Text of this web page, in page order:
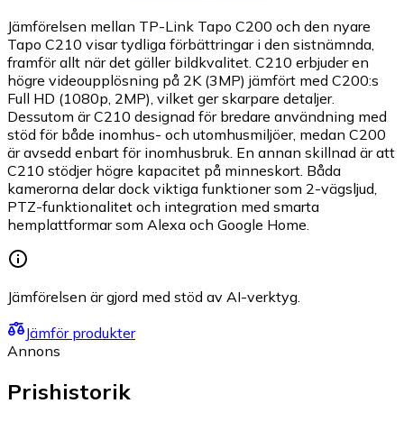
Jämförelsen mellan TP-Link Tapo C200 och den nyare
Tapo C210 visar tydliga förbättringar i den sistnämnda,
framför allt när det gäller bildkvalitet. C210 erbjuder en
högre videoupplösning på 2K (3MP) jämfört med C200:s
Full HD (1080p, 2MP), vilket ger skarpare detaljer.
Dessutom är C210 designad för bredare användning med
stöd för både inomhus- och utomhusmiljöer, medan C200
är avsedd enbart för inomhusbruk. En annan skillnad är att
C210 stödjer högre kapacitet på minneskort. Båda
kamerorna delar dock viktiga funktioner som 2-vägsljud,
PTZ-funktionalitet och integration med smarta
hemplattformar som Alexa och Google Home.
Jämförelsen är gjord med stöd av AI-verktyg.
Jämför produkter
Annons
Prishistorik